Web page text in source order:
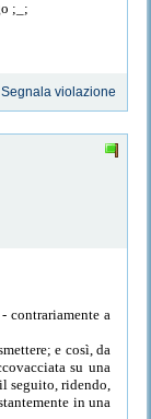
;_;
Segnala violazione
contrariamente a
e così, da
su una
seguito, ridendo,
in una